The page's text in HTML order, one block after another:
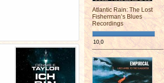
Atlantic Rain: The Lost
Fisherman’s Blues
Recordings
10,0
¯¯¯¯¯¯¯¯¯¯¯¯¯¯¯¯¯¯¯¯¯¯¯¯